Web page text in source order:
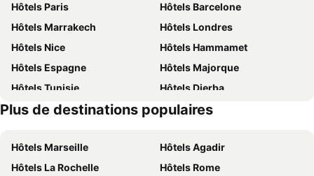
Hôtels Paris
Hôtels Barcelone
Hôtels Marrakech
Hôtels Londres
Hôtels Nice
Hôtels Hammamet
Hôtels Espagne
Hôtels Majorque
Hôtels Tunisie
Hôtels Djerba
Hôtels Costa Brava
Hôtels Bretagne
Plus de destinations populaires
Hôtels Marseille
Hôtels Agadir
Hôtels La Rochelle
Hôtels Rome